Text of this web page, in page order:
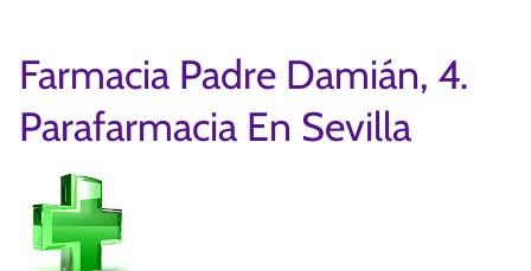
Farmacia Padre Damián, 4.
Parafarmacia En Sevilla